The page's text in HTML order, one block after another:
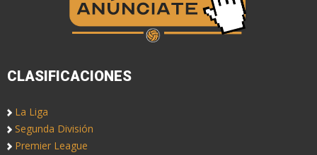
CLASIFICACIONES
La Liga
Segunda División
Premier League